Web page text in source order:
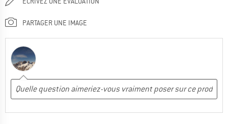
PARTAGER UNE IMAGE